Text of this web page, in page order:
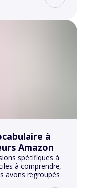
à
Amazon
spécifiques à
à comprendre,
avons regroupés